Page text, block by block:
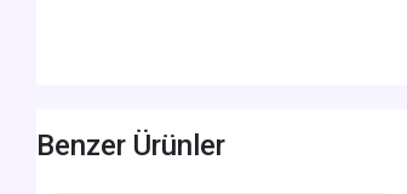
Benzer Ürünler